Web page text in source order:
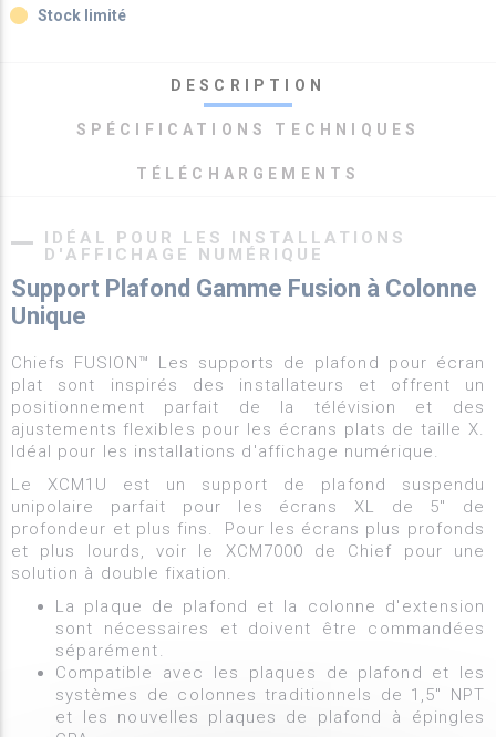
fiber_manual_record Stock limité
DESCRIPTION
SPÉCIFICATIONS TECHNIQUES
TÉLÉCHARGEMENTS
IDÉAL POUR LES INSTALLATIONS
D'AFFICHAGE NUMÉRIQUE
Support Plafond Gamme Fusion à Colonne
Unique
Chiefs FUSION™ Les supports de plafond pour écran
plat sont inspirés des installateurs et offrent un
positionnement parfait de la télévision et des
ajustements flexibles pour les écrans plats de taille X.
Idéal pour les installations d'affichage numérique.
Le XCM1U est un support de plafond suspendu
unipolaire parfait pour les écrans XL de 5" de
profondeur et plus fins. Pour les écrans plus profonds
et plus lourds, voir le XCM7000 de Chief pour une
solution à double fixation.
La plaque de plafond et la colonne d'extension
sont nécessaires et doivent être commandées
séparément.
Compatible avec les plaques de plafond et les
systèmes de colonnes traditionnels de 1,5" NPT
et les nouvelles plaques de plafond à épingles